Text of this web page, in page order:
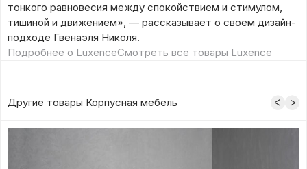
тонкого равновесия между спокойствием и стимулом,
тишиной и движением», — рассказывает о своем дизайн-
подходе Гвенаэля Николя.
Подробнее о LuxenceСмотреть все товары Luxence
Другие товары Корпусная мебель